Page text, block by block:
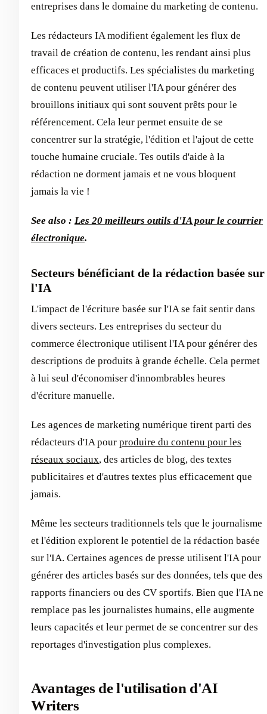
entreprises dans le domaine du marketing de contenu.
Les rédacteurs IA modifient également les flux de
travail de création de contenu, les rendant ainsi plus
efficaces et productifs. Les spécialistes du marketing
de contenu peuvent utiliser l'IA pour générer des
brouillons initiaux qui sont souvent prêts pour le
référencement. Cela leur permet ensuite de se
concentrer sur la stratégie, l'édition et l'ajout de cette
touche humaine cruciale. Tes outils d'aide à la
rédaction ne dorment jamais et ne vous bloquent
jamais la vie !
See also : Les 20 meilleurs outils d'IA pour le courrier
électronique.
Secteurs bénéficiant de la rédaction basée sur
l'IA
L'impact de l'écriture basée sur l'IA se fait sentir dans
divers secteurs. Les entreprises du secteur du
commerce électronique utilisent l'IA pour générer des
descriptions de produits à grande échelle. Cela permet
à lui seul d'économiser d'innombrables heures
d'écriture manuelle.
Les agences de marketing numérique tirent parti des
rédacteurs d'IA pour produire du contenu pour les
réseaux sociaux, des articles de blog, des textes
publicitaires et d'autres textes plus efficacement que
jamais.
Même les secteurs traditionnels tels que le journalisme
et l'édition explorent le potentiel de la rédaction basée
sur l'IA. Certaines agences de presse utilisent l'IA pour
générer des articles basés sur des données, tels que des
rapports financiers ou des CV sportifs. Bien que l'IA ne
remplace pas les journalistes humains, elle augmente
leurs capacités et leur permet de se concentrer sur des
reportages d'investigation plus complexes.
Avantages de l'utilisation d'AI
Writers